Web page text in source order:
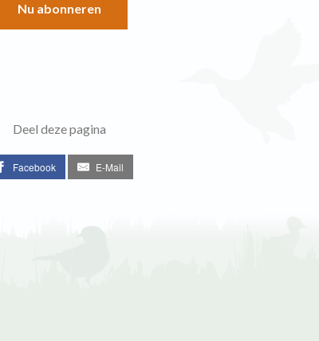
Nu abonneren
Deel deze pagina
Facebook E-Mail